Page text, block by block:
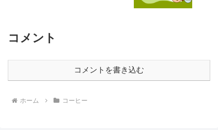
コメント
コメントを書き込む
ホーム コーヒー